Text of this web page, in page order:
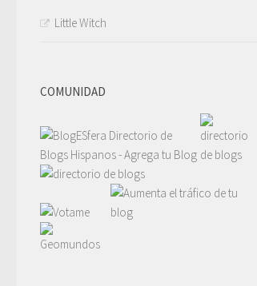
Little Witch
COMUNIDAD